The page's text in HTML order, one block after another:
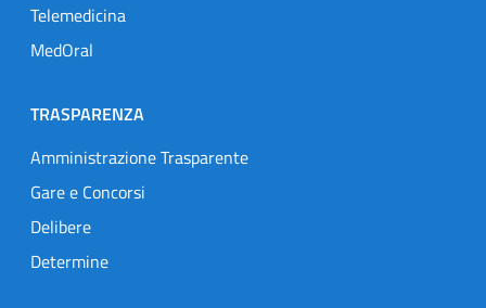
Telemedicina
MedOral
TRASPARENZA
Amministrazione Trasparente
Gare e Concorsi
Delibere
Determine